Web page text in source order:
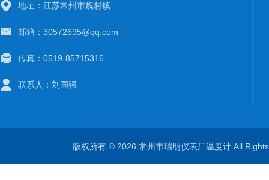
地址：江苏常州市魏村镇
邮箱：30572695@qq.com
传真：0519-85715316
联系人：刘国强
版权所有 © 2026 常州市瑞明仪表厂温度计 All